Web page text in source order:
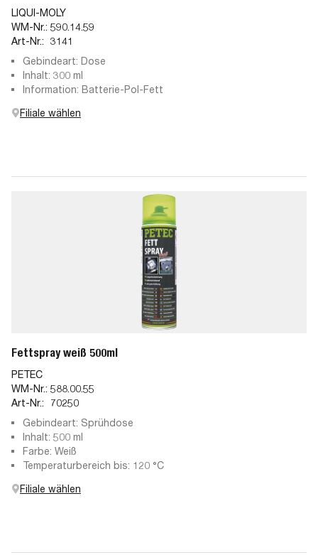
LIQUI-MOLY
WM-Nr.: 590.14.59
Art-Nr.: 3141
Gebindeart: Dose
Inhalt: 300 ml
Information: Batterie-Pol-Fett
Filiale wählen
Fettspray weiß 500ml
PETEC
WM-Nr.: 588.00.55
Art-Nr.:
70250
Gebindeart: Sprühdose
Inhalt: 500 ml
Farbe: Weiß
Temperaturbereich bis: 120 °C
Filiale wählen